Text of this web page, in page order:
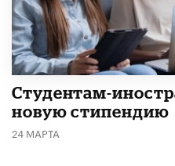
Студентам-
новую стипендию
24 МАРТА